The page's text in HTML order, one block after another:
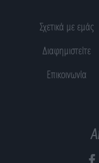
Σχετικά με εμάς
Διαφημιστείτε
Επικοινωνία